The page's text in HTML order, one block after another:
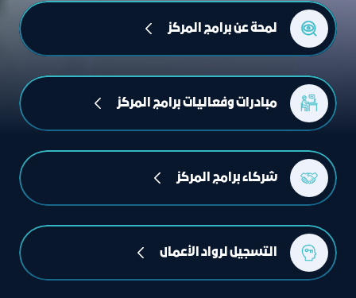
لمحة عن برامج المركز
مبادرات وفعاليات برامج المركز
شركاء برامج المركز
التسجيل لرواد الأعمال